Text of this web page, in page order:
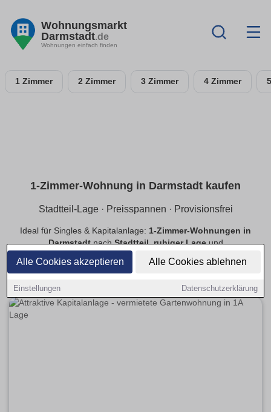
Alle Cookies akzeptieren Alle Cookies ablehnen
Einstellungen Datenschutzerklärung
Wohnungsmarkt
Darmstadt.de
Wohnungen einfach finden
1 Zimmer 2 Zimmer 3 Zimmer 4 Zimmer
1-Zimmer-Wohnung in Darmstadt kaufen
Stadtteil-Lage · Preisspannen · Provisionsfrei
Ideal für Singles & Kapitalanlage: 1-Zimmer-Wohnungen in
DarmstadtnachStadtteil,ruhiger Lageund
provisionsfreie
Neubau
Bestand.